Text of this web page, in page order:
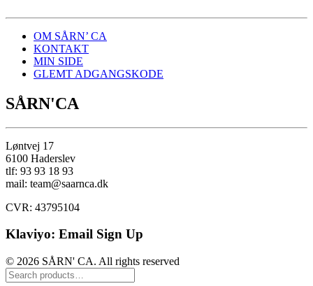
OM SÅRN’ CA
KONTAKT
MIN SIDE
GLEMT ADGANGSKODE
SÅRN'CA
Løntvej 17
6100 Haderslev
tlf: 93 93 18 93
mail: team@saarnca.dk
CVR: 43795104
Klaviyo: Email Sign Up
© 2026 SÅRN' CA. All rights reserved